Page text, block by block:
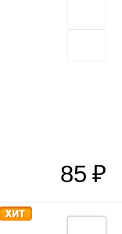
85₽